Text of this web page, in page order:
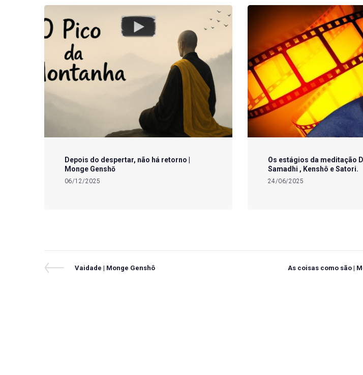
Depois do despertar, não há retorno |
Monge Genshō
06/12/2025
Os estágios da meditação
Samadhi , Kenshô e Satori.
24/06/2025
Navegação
Previous
Vaidade | Monge Genshô
Next
As coisas como são |